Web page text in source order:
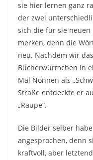
sie hier lernen ganz
der zwei
sich die für sie neuen
merken, denn die
neu. Nachdem wir
Bücherwürmchen in
Mal Nonnen als
Straße entdeckte er
„Raupe“.
Die Bilder selber
angesprochen, denn
kraftvoll, aber